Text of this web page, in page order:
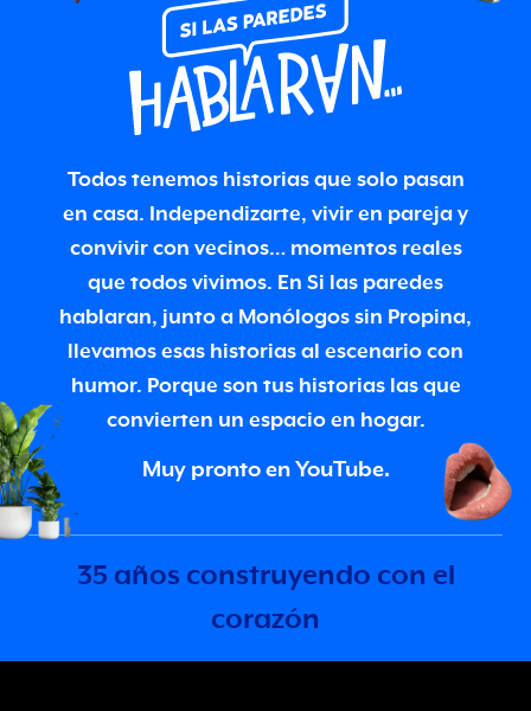
Todos tenemos historias que solo pasan
en casa. Independizarte, vivir en pareja y
convivir con vecinos… momentos reales
que todos vivimos. En Si las paredes
hablaran, junto a Monólogos sin Propina,
llevamos esas historias al escenario con
humor. Porque son tus historias las que
convierten un espacio en hogar.
Muy pronto en YouTube.
35 años construyendo con el
corazón